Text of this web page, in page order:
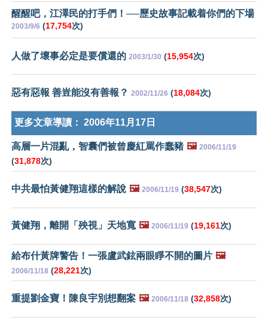
醒醒吧，江澤民的打手們！──歷史故事記載着你們的下場
2003/9/6 (17,754次)
人做了壞事必定是要償還的 2003/1/30 (15,954次)
惡有惡報 善豈能沒有善報？ 2002/11/26 (18,084次)
更多文章導讀： 2006年11月17日
高層一片混亂，智囊們被曾慶紅罵作蠢豬 🖼️ 2006/11/19
(31,878次)
中共最怕黃健翔這樣的解說 🖼️ 2006/11/19 (38,547次)
黃健翔，離開「殃視」天地寬 🖼️ 2006/11/19 (19,161次)
給布什黃牌警告！一張盧武鉉兩眼睜不開的圖片 🖼️
2006/11/18 (28,221次)
重提劉金寶！陳良宇別想翻案 🖼️ 2006/11/18 (32,858次)